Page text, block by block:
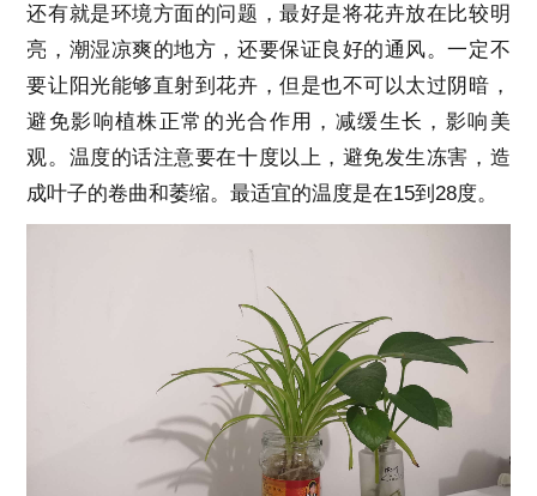
还有就是环境方面的问题，最好是将花卉放在比较明
亮，潮湿凉爽的地方，还要保证良好的通风。一定不
要让阳光能够直射到花卉，但是也不可以太过阴暗，
避免影响植株正常的光合作用，减缓生长，影响美
观。温度的话注意要在十度以上，避免发生冻害，造
成叶子的卷曲和萎缩。最适宜的温度是在15到28度。